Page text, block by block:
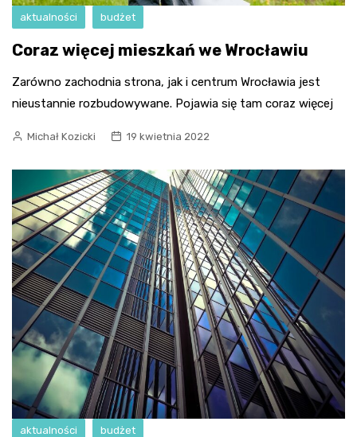
aktualności budżet
Coraz więcej mieszkań we Wrocławiu
Zarówno zachodnia strona, jak i centrum Wrocławia jest
nieustannie rozbudowywane. Pojawia się tam coraz więcej
Michał Kozicki 19 kwietnia 2022
aktualności budżet